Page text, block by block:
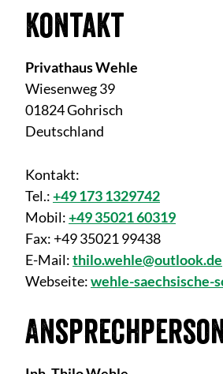
Kontakt
Privathaus Wehle
Wiesenweg 39
01824 Gohrisch
Deutschland
Kontakt:
Tel.:+49 173 1329742
Mobil:+49 35021 60319
Fax:+49 35021 99438
E-Mail:thilo.wehle@outlook.de
Webseite:wehle-saechsische-
Ansprechperson